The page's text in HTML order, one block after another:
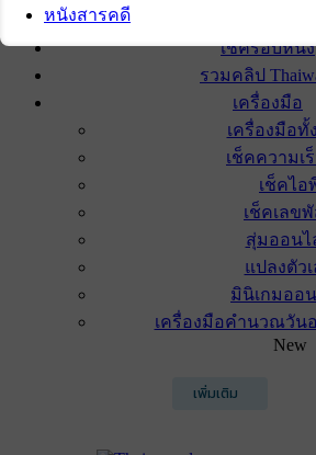
เช็ครอบหนัง
รวมคลิป
เครื่องมือ
เครื่องมือทั้
เช็คความเ
เช็คไอ
เช็คเลข
สุ่มออนไ
แปลงตัว
มินิเกมออ
เครื่องมือคำนวณวัน
New
เพิ่มเติม
หนังสารคดี